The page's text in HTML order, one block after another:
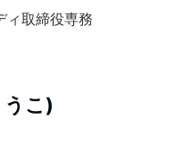
ィ取締役専務
こ)